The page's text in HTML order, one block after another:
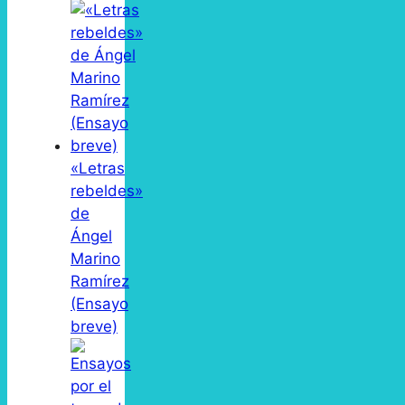
«Letras
rebeldes»
de
Ángel
Marino
Ramírez
(Ensayo
breve)